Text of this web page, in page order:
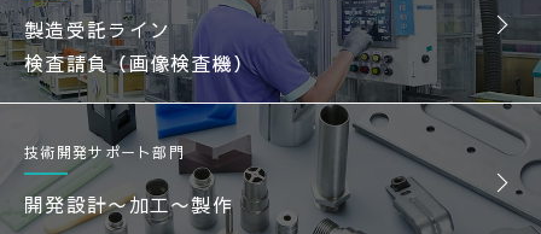
製造受託ライン
検査請負（画像検査機）
技術開発サポート部門
開発設計〜加工〜製作